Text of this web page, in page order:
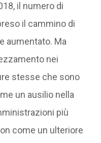
il numero di
il cammino di
aumentato. Ma
nei
stesse che sono
un ausilio nella
più
come un ulteriore